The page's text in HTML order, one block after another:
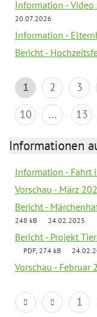
Information -
20.07.2026
Information -
Bericht -
1 2 3
10
... 13
Informationen
Information - Fahrt
Vorschau - März
Bericht -
248 kB
24.02.2025
Bericht - Projekt
PDF, 274 kB
Vorschau - Februar
1